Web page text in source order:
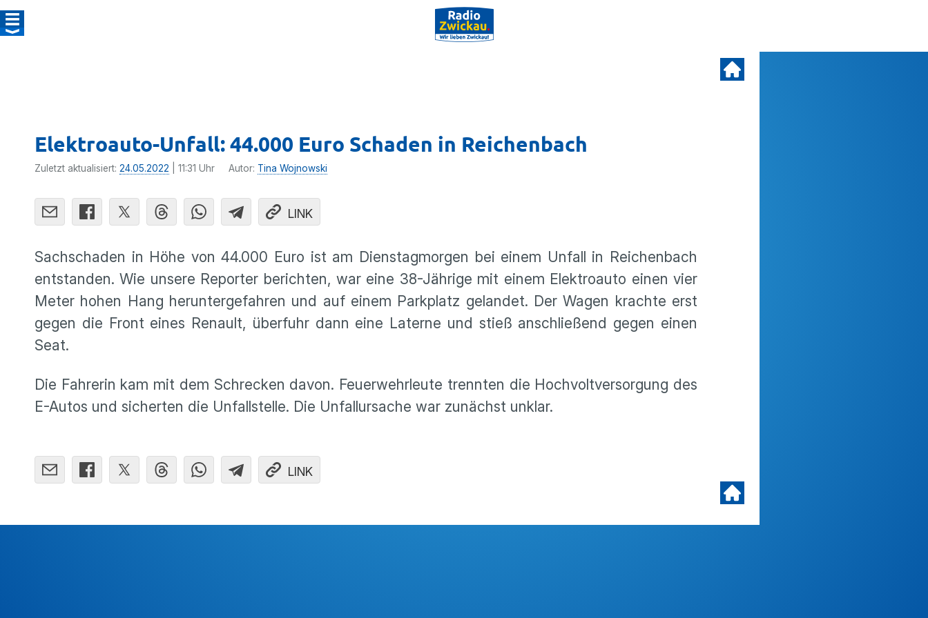
Elektroauto-Unfall: 44.000 Euro Schaden in Reichenbach
Zuletzt aktualisiert: 24.05.2022 | 11:31 Uhr Autor: Tina Wojnowski
LINK
Sachschaden in Höhe von 44.000 Euro ist am Dienstagmorgen bei einem Unfall in Reichenbach
entstanden. Wie unsere Reporter berichten, war eine 38-Jährige mit einem Elektroauto einen vier
Meter hohen Hang heruntergefahren und auf einem Parkplatz gelandet. Der Wagen krachte erst
gegen die Front eines Renault, überfuhr dann eine Laterne und stieß anschließend gegen einen
Seat.
Die Fahrerin kam mit dem Schrecken davon. Feuerwehrleute trennten die Hochvoltversorgung des
E-Autos und sicherten die Unfallstelle. Die Unfallursache war zunächst unklar.
LINK